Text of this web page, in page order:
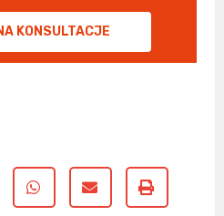
KONSULTACJE